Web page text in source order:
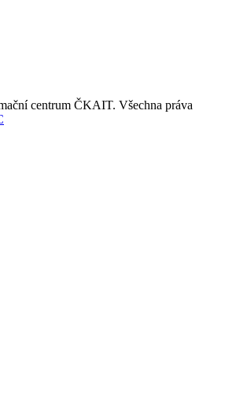
centrum ČKAIT. Všechna práva